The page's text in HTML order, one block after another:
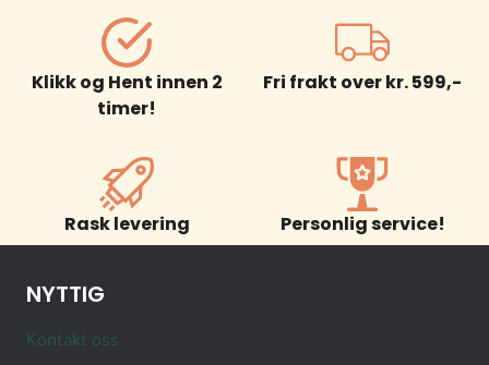
Klikk og Hent innen 2
timer!
Fri frakt over kr. 599,-
Rask levering Personlig service!
NYTTIG
Kontakt oss